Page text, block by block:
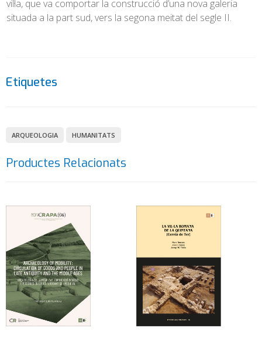
vil·la, que va comportar la construcció d’una nova galeria
situada a la part sud, vers la segona meitat del segle II.
Etiquetes
ARQUEOLOGIA HUMANITATS
Productes Relacionats